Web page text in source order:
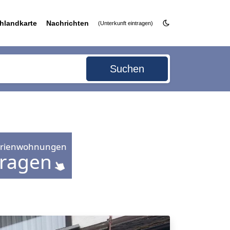
Nachrichten (Unterkunft eintragen)
Suchen